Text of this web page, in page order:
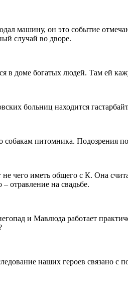
машину, он это событие
случай во дворе.
в доме богатых людей. Там ей
больниц находится
собакам питомника. Подозрения
чего иметь общего с К. Она
– отравление на свадьбе.
и Мавлюда работает
наших героев связано